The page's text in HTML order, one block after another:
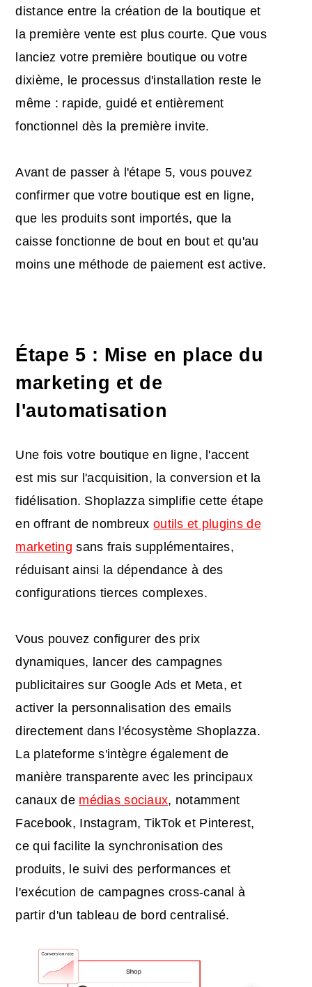
distance entre la création de la boutique et
la première vente est plus courte. Que vous
lanciez votre première boutique ou votre
dixième, le processus d'installation reste le
même : rapide, guidé et entièrement
fonctionnel dès la première invite.
Avant de passer à l'étape 5, vous pouvez
confirmer que votre boutique est en ligne,
que les produits sont importés, que la
caisse fonctionne de bout en bout et qu'au
moins une méthode de paiement est active.
Étape 5 : Mise en place du
marketing et de
l'automatisation
Une fois votre boutique en ligne, l'accent
est mis sur l'acquisition, la conversion et la
fidélisation. Shoplazza simplifie cette étape
en offrant de nombreuxoutils et plugins de
marketing sans frais supplémentaires,
réduisant ainsi la dépendance à des
configurations tierces complexes.
Vous pouvez configurer des prix
dynamiques, lancer des campagnes
publicitaires sur Google Ads et Meta, et
activer la personnalisation des emails
directement dans l'écosystème Shoplazza.
La plateforme s'intègre également de
manière transparente avec les principaux
canaux de médias sociaux, notamment
Facebook, Instagram, TikTok et Pinterest,
ce qui facilite la synchronisation des
produits, le suivi des performances et
l'exécution de campagnes cross-canal à
partir d'un tableau de bord centralisé.